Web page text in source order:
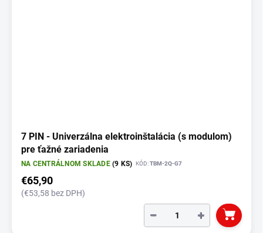
7 PIN - Univerzálna elektroinštalácia (s modulom)
pre ťažné zariadenia
NA CENTRÁLNOM SKLADE(9 KS) KÓD:TBM-2Q-G7
€65,90
(€53,58 bez DPH)
+
−